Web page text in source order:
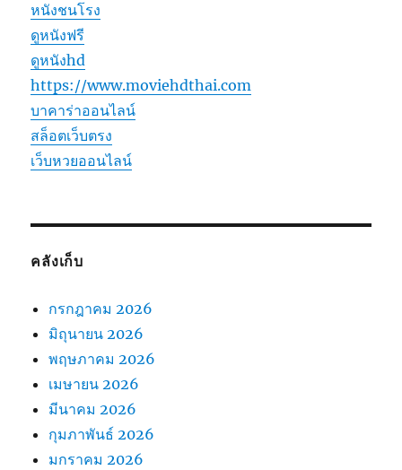
หนังชนโรง
ดูหนังฟรี
ดูหนังhd
https://www.moviehdthai.com
บาคาร่าออนไลน์
สล็อตเว็บตรง
เว็บหวยออนไลน์
คลังเก็บ
กรกฎาคม 2026
มิถุนายน 2026
พฤษภาคม 2026
เมษายน 2026
มีนาคม 2026
กุมภาพันธ์ 2026
มกราคม 2026